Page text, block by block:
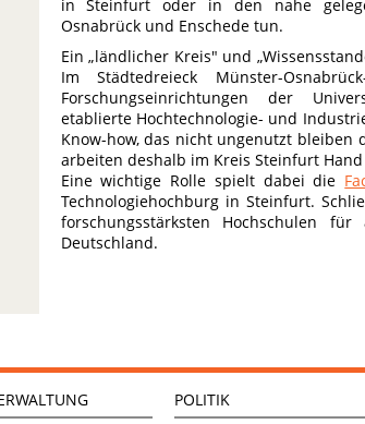
in Steinfurt oder in den nahe
Osnabrück und Enschede tun.
Ein „ländlicher Kreis" und
Im Städtedreieck Münster-
Forschungseinrichtungen der
etablierte Hochtechnologie- und
Know-how, das nicht ungenutzt bleiben
arbeiten deshalb im Kreis Steinfurt
Eine wichtige Rolle spielt dabei die
Technologiehochburg in Steinfurt.
forschungsstärksten Hochschulen
Deutschland.
POLITIK